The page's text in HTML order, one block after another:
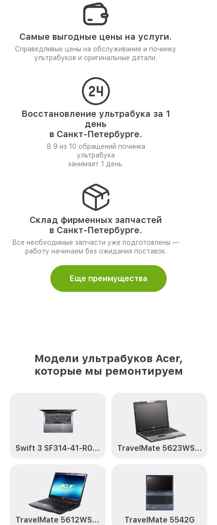
Самые выгодные цены на услуги.
Справедливые цены на обслуживание и починку
ультрабуков и оригинальные детали.
Восстановление ультрабука за 1
день
в Санкт-Петербурге.
В 9 из 10 обращений починка
ультрабука
занимает 1 день.
Склад фирменных запчастей
в Санкт-Петербурге.
Все необходимые запчасти уже подготовлены —
работу начинаем без ожидания поставок.
Еще преимущества
Модели ультрабуков Acer,
которые мы ремонтируем
Swift 3 SF314-41-R0TE TravelMate 5623WSMi
TravelMate 5612WSMi TravelMate 5542G